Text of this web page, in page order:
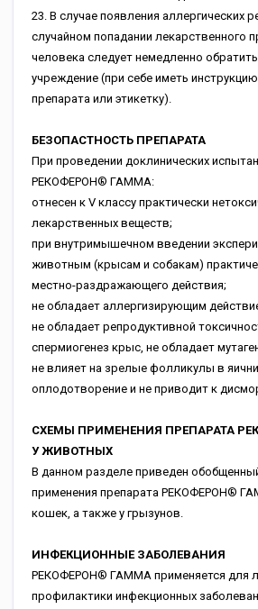
23. В случае появления аллергических
случайном попадании лекарственного
человека следует немедленно
учреждение (при себе иметь
препарата или этикетку).
БЕЗОПАСТНОСТЬ ПРЕПАРАТА
При проведении доклинических
РЕКОФЕРОН® ГАММА:
отнесен к V классу практически
лекарственных веществ;
при внутримышечном введении
животным (крысам и собакам)
местно-раздражающего действия;
не обладает аллергизирующим
не обладает репродуктивной
спермиогенез крыс, не обладает
не влияет на зрелые фолликулы в
оплодотворение и не приводит к
СХЕМЫ ПРИМЕНЕНИЯ ПРЕПАРАТА
У ЖИВОТНЫХ
В данном разделе приведен
применения препарата РЕКОФЕРОН®
кошек, а также у грызунов.
ИНФЕКЦИОННЫЕ ЗАБОЛЕВАНИЯ
РЕКОФЕРОН® ГАММА применяется для
профилактики инфекционных